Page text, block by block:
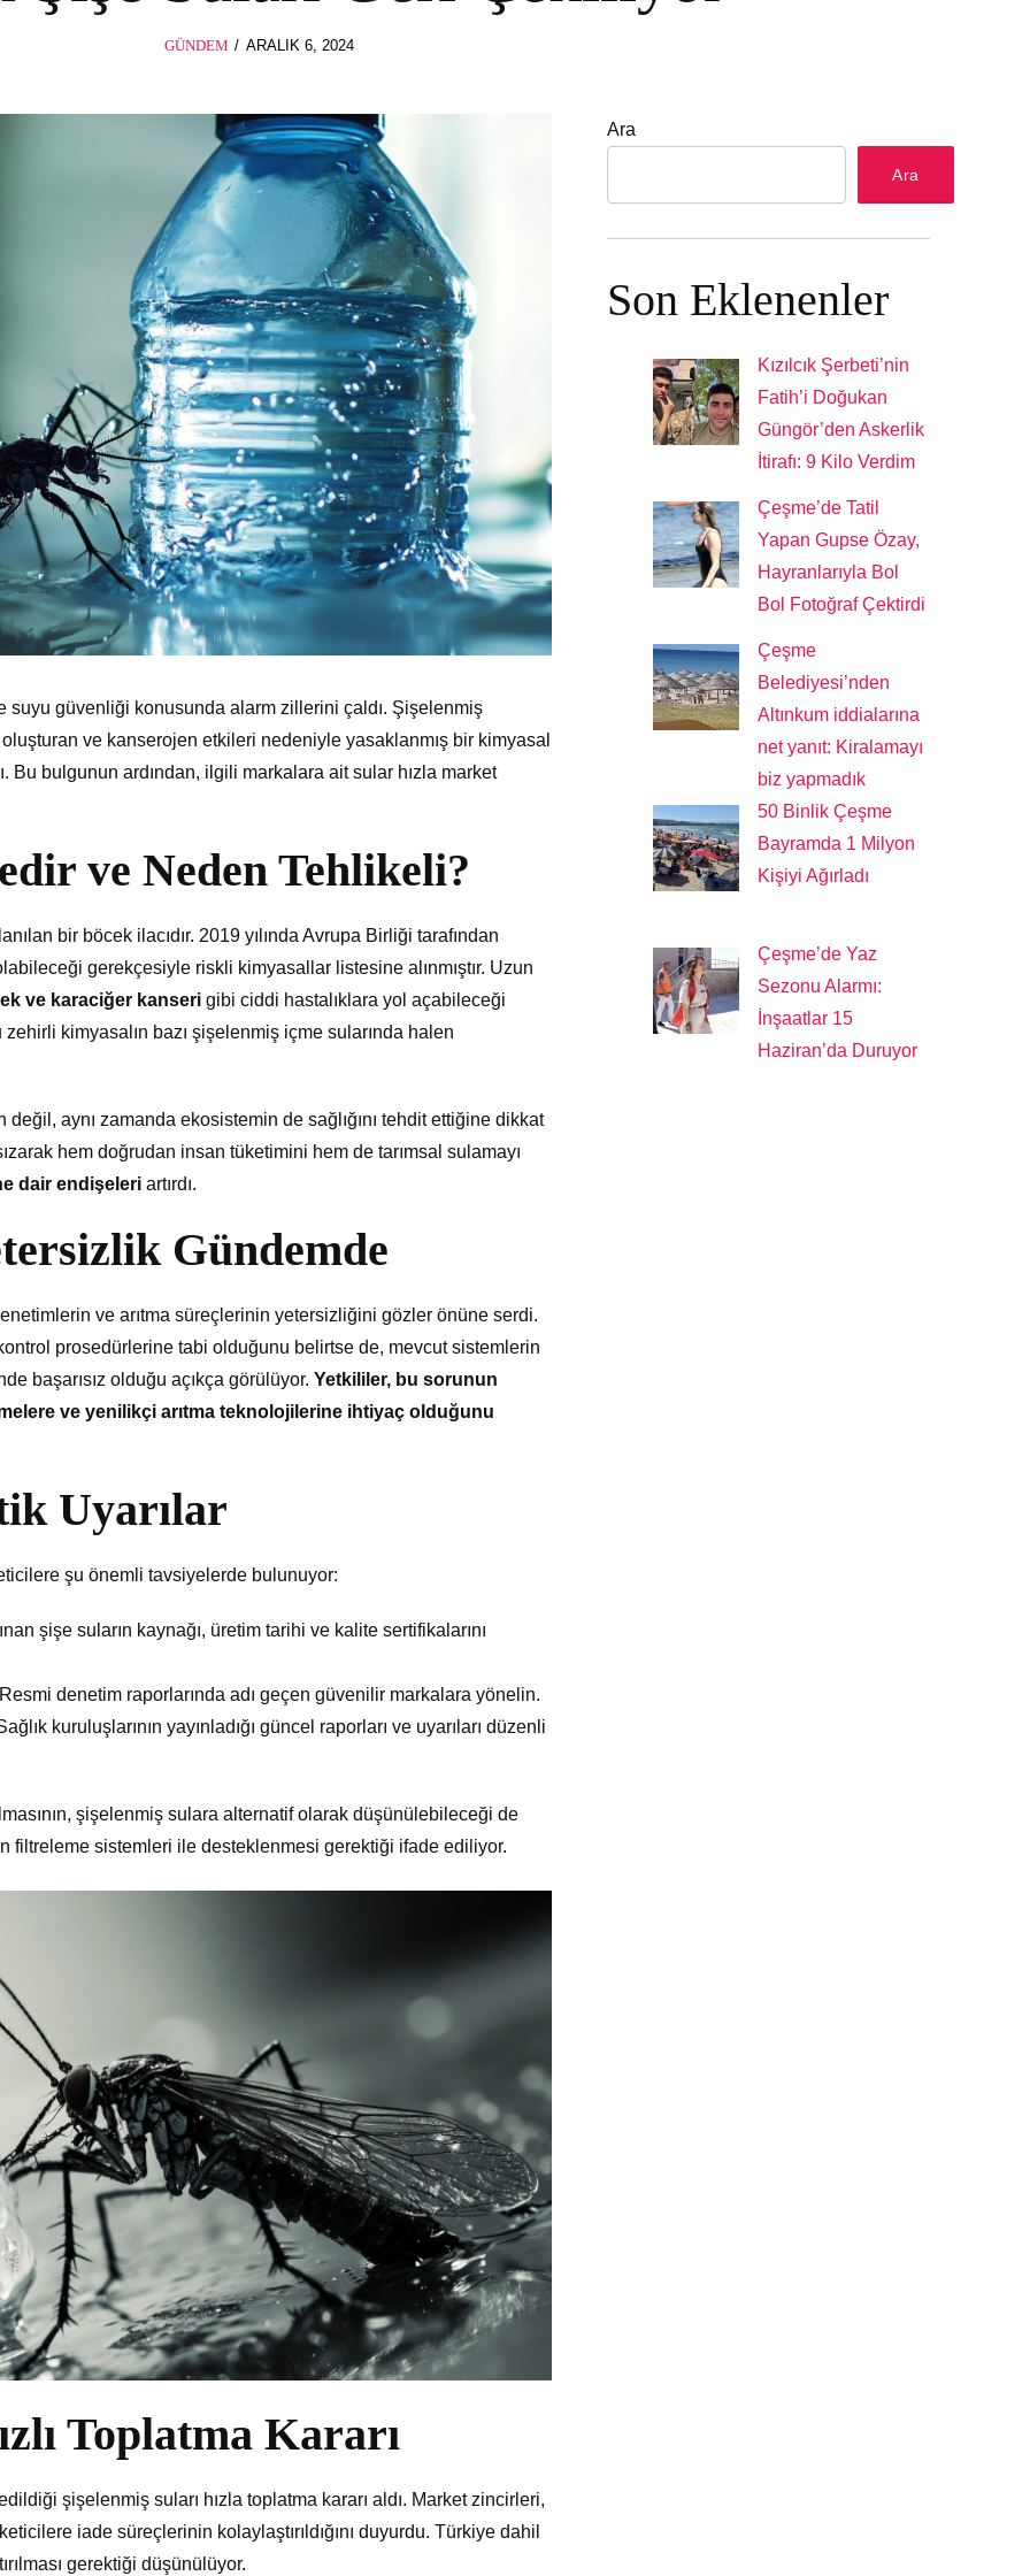
GÜNDEM
POSTED
ARALIK 6, 2024
suyu güvenliği konusunda alarm zillerini çaldı. Şişelenmiş
ve kanserojen etkileri nedeniyle yasaklanmış bir kimyasal
Bu bulgunun ardından, ilgili markalara ait sular hızla market
ve Neden Tehlikeli?
bir böcek ilacıdır. 2019 yılında Avrupa Birliği tarafından
gerekçesiyle riskli kimyasallar listesine alınmıştır. Uzun
ve karaciğer kanseri gibi ciddi hastalıklara yol açabileceği
kimyasalın bazı şişelenmiş içme sularında halen
aynı zamanda ekosistemin de sağlığını tehdit ettiğine dikkat
hem doğrudan insan tüketimini hem de tarımsal sulamayı
dair endişeleri artırdı.
Gündemde
ve arıtma süreçlerinin yetersizliğini gözler önüne serdi.
prosedürlerine tabi olduğunu belirtse de, mevcut sistemlerin
başarısız olduğu açıkça görülüyor. Yetkililer, bu sorunun
ve yenilikçi arıtma teknolojilerine ihtiyaç olduğunu
Uyarılar
şu önemli tavsiyelerde bulunuyor:
şişe suların kaynağı, üretim tarihi ve kalite sertifikalarını
denetim raporlarında adı geçen güvenilir markalara yönelin.
kuruluşlarının yayınladığı güncel raporları ve uyarıları düzenli
şişelenmiş sulara alternatif olarak düşünülebileceği de
filtreleme sistemleri ile desteklenmesi gerektiği ifade ediliyor.
Toplatma Kararı
şişelenmiş suları hızla toplatma kararı aldı. Market zincirleri,
iade süreçlerinin kolaylaştırıldığını duyurdu. Türkiye dahil
gerektiği düşünülüyor.
Ara
Ara
Son Eklenenler
Kızılcık Şerbeti’nin
Fatih’i Doğukan
Güngör’den Askerlik
İtirafı: 9 Kilo Verdim
Çeşme’de Tatil
Yapan Gupse Özay,
Hayranlarıyla Bol
Bol Fotoğraf Çektirdi
Çeşme
Belediyesi’nden
Altınkum iddialarına
net yanıt: Kiralamayı
biz yapmadık
50 Binlik Çeşme
Bayramda 1 Milyon
Kişiyi Ağırladı
Çeşme’de Yaz
Sezonu Alarmı:
İnşaatlar 15
Haziran’da Duruyor